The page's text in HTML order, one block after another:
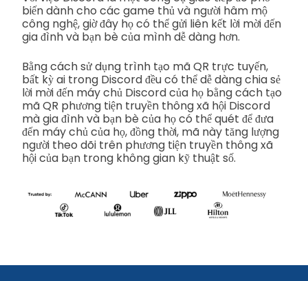
biến dành cho các game thủ và người hâm mộ
công nghệ, giờ đây họ có thể gửi liên kết lời mời đến
gia đình và bạn bè của mình dễ dàng hơn.
Bằng cách sử dụng trình tạo mã QR trực tuyến,
bất kỳ ai trong Discord đều có thể dễ dàng chia sẻ
lời mời đến máy chủ Discord của họ bằng cách tạo
mã QR phương tiện truyền thông xã hội Discord
mà gia đình và bạn bè của họ có thể quét để đưa
đến máy chủ của họ, đồng thời, mã này tăng lượng
người theo dõi trên phương tiện truyền thông xã
hội của bạn trong không gian kỹ thuật số.